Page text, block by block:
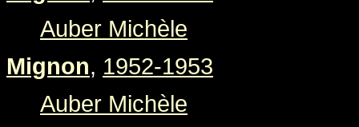
Auber Michèle
Mignon, 1952-1953
Auber Michèle